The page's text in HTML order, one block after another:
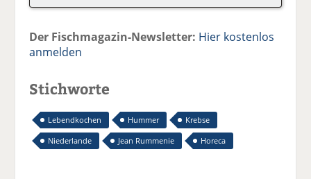
Der Fischmagazin-Newsletter: Hier kostenlos
anmelden
Stichworte
Lebendkochen Hummer
Krebse
Niederlande
Jean Rummenie Horeca